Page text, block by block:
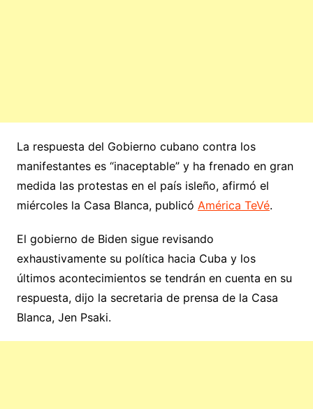
La respuesta del Gobierno cubano contra los
manifestantes es “inaceptable” y ha frenado en gran
medida las protestas en el país isleño, afirmó el
miércoles la Casa Blanca, publicó América TeVé.
El gobierno de Biden sigue revisando
exhaustivamente su política hacia Cuba y los
últimos acontecimientos se tendrán en cuenta en su
respuesta, dijo la secretaria de prensa de la Casa
Blanca, Jen Psaki.